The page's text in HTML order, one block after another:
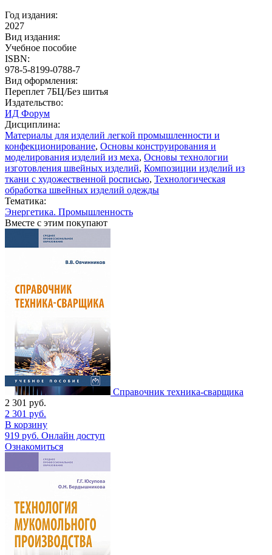
Год издания:
2027
Вид издания:
Учебное пособие
ISBN:
978-5-8199-0788-7
Вид оформления:
Переплет 7БЦ/Без шитья
Издательство:
ИД Форум
Дисциплина:
Материалы для изделий легкой промышленности и
конфекционирование, Основы конструирования и
моделирования изделий из меха, Основы технологии
изготовления швейных изделий, Композиции изделий из
ткани с художественной росписью, Технологическая
обработка швейных изделий одежды
Тематика:
Энергетика. Промышленность
Вместе с этим покупают
Справочник техника-сварщика
2 301 руб.
2 301 руб.
В корзину
919 руб. Онлайн доступ
Ознакомиться